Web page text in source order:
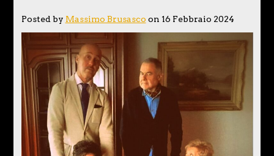
Posted by Massimo Brusasco on 16 Febbraio 2024